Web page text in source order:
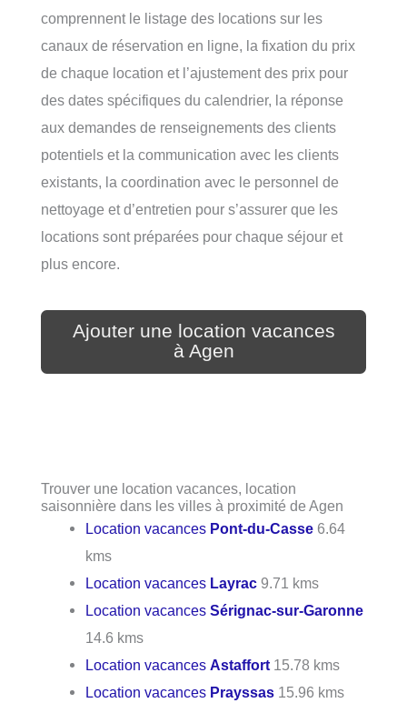
comprennent le listage des locations sur les
canaux de réservation en ligne, la fixation du prix
de chaque location et l’ajustement des prix pour
des dates spécifiques du calendrier, la réponse
aux demandes de renseignements des clients
potentiels et la communication avec les clients
existants, la coordination avec le personnel de
nettoyage et d’entretien pour s’assurer que les
locations sont préparées pour chaque séjour et
plus encore.
Ajouter une location vacances
à Agen
Trouver une location vacances, location
saisonnière dans les villes à proximité de Agen
Location vacances Pont-du-Casse 6.64
kms
Location vacances Layrac 9.71 kms
Location vacancesSérignac-sur-Garonne
14.6 kms
Location vacancesAstaffort 15.78 kms
Location vacances Prayssas 15.96 kms